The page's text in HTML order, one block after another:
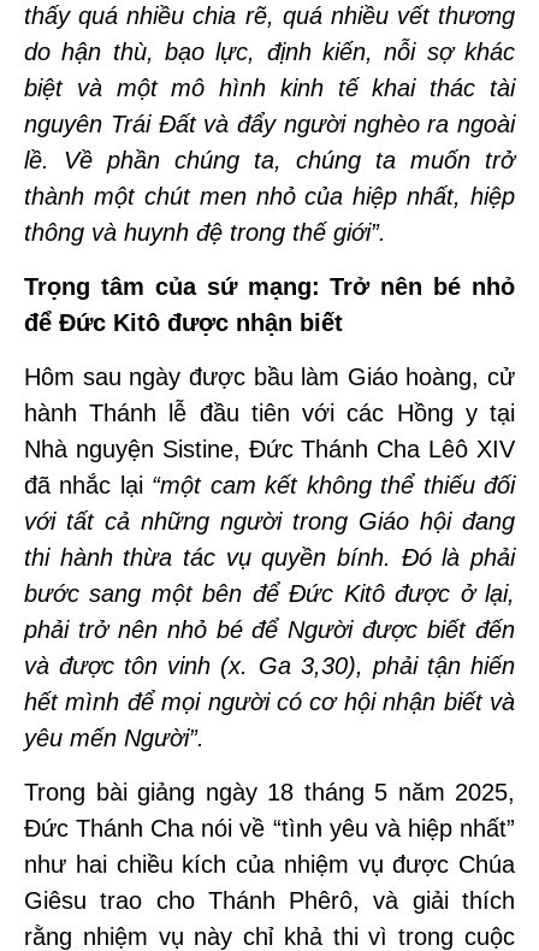
thấy quá nhiều chia rẽ, quá nhiều vết thương
do hận thù, bạo lực, định kiến, nỗi sợ khác
biệt và một mô hình kinh tế khai thác tài
nguyên Trái Đất và đẩy người nghèo ra ngoài
lề. Về phần chúng ta, chúng ta muốn trở
thành một chút men nhỏ của hiệp nhất, hiệp
thông và huynh đệ trong thế giới”.
Trọng tâm của sứ mạng: Trở nên bé nhỏ
để Đức Kitô được nhận biết
Hôm sau ngày được bầu làm Giáo hoàng, cử
hành Thánh lễ đầu tiên với các Hồng y tại
Nhà nguyện Sistine, Đức Thánh Cha Lêô XIV
đã nhắc lại “một cam kết không thể thiếu đối
với tất cả những người trong Giáo hội đang
thi hành thừa tác vụ quyền bính. Đó là phải
bước sang một bên để Đức Kitô được ở lại,
phải trở nên nhỏ bé để Người được biết đến
và được tôn vinh (x. Ga 3,30), phải tận hiến
hết mình để mọi người có cơ hội nhận biết và
yêu mến Người”.
Trong bài giảng ngày 18 tháng 5 năm 2025,
Đức Thánh Cha nói về “tình yêu và hiệp nhất”
như hai chiều kích của nhiệm vụ được Chúa
Giêsu trao cho Thánh Phêrô, và giải thích
rằng nhiệm vụ này chỉ khả thi vì trong cuộc